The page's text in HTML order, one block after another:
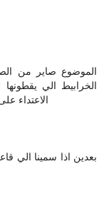
الموضوع صاير من
الخرابيط الي
الاعتداء
بعدين اذا سمينا الي